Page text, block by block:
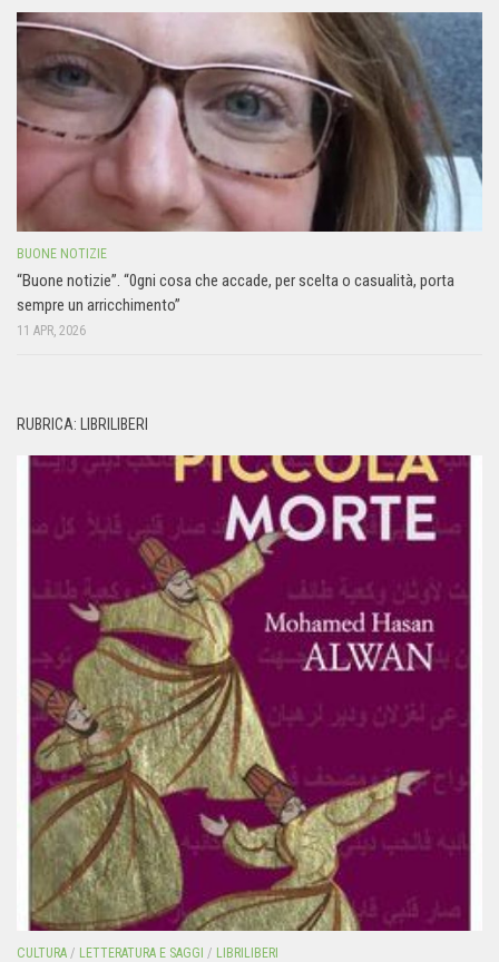
BUONE NOTIZIE
“Buone notizie”. “0gni cosa che accade, per scelta o casualità, porta
sempre un arricchimento”
11 APR, 2026
RUBRICA: LIBRILIBERI
CULTURA / LETTERATURA E SAGGI / LIBRILIBERI